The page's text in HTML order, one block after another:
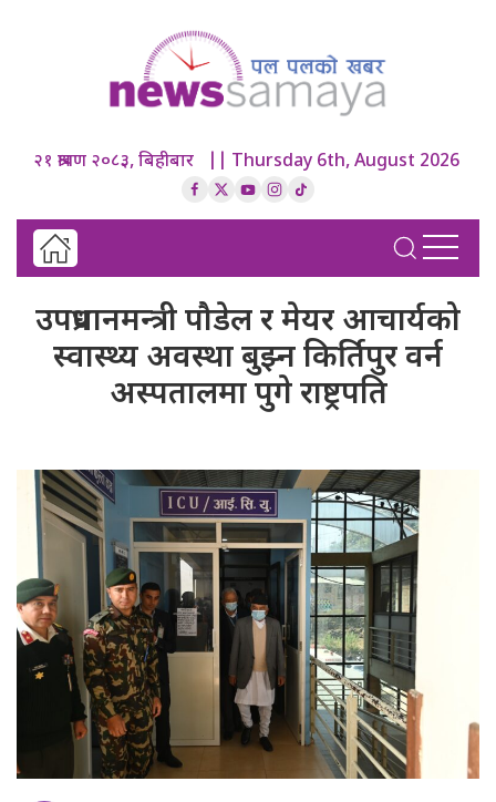
२१ श्रावण २०८३, बिहीबार || Thursday 6th, August 2026
उपप्रधानमन्त्री पौडेल र मेयर आचार्यको
स्वास्थ्य अवस्था बुझ्न किर्तिपुर वर्न
अस्पतालमा पुगे राष्ट्रपति